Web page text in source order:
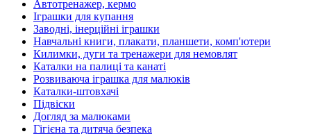
Автотренажер, кермо
Іграшки для купання
Заводні, інерційні іграшки
Навчальні книги, плакати, планшети, комп'ютери
Килимки, дуги та тренажери для немовлят
Каталки на палиці та канаті
Розвиваюча іграшка для малюків
Каталки-штовхачі
Підвіски
Догляд за малюками
Гігієна та дитяча безпека